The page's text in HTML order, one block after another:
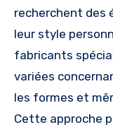
recherchent des
leur style
fabricants
variées
les formes et
Cette approche